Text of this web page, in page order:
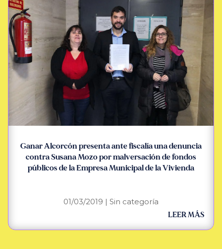
Ganar Alcorcón presenta ante fiscalía una denuncia
contra Susana Mozo por malversación de fondos
públicos de la Empresa Municipal de la Vivienda
01/03/2019 | Sin categoría
LEER MÁS